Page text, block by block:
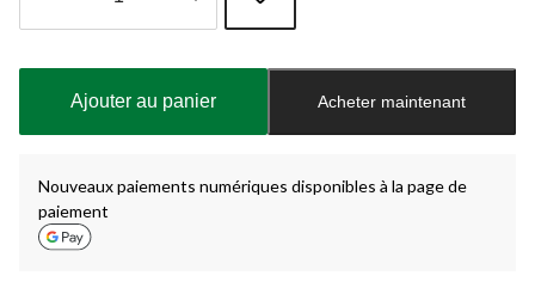
à
Ajouter au panier Acheter maintenant
Nouveaux paiements numériques disponibles à la page de
paiement